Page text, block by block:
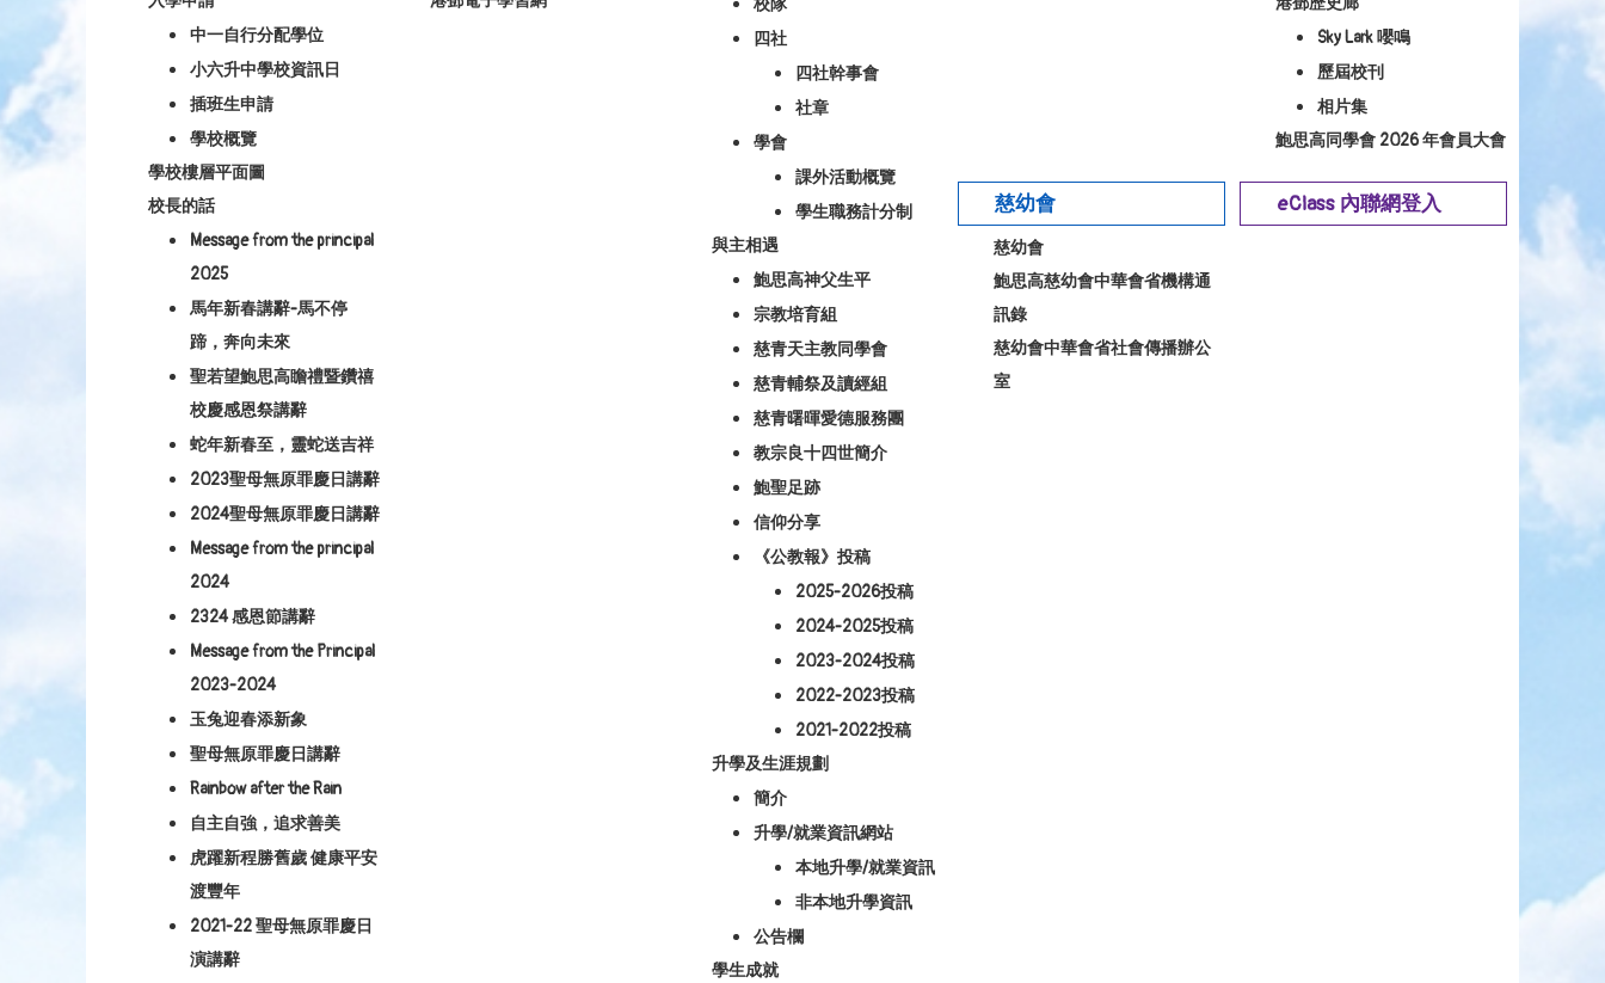
中一自行分配學位
小六升中學校資訊日
插班生申請
學校概覽
學校樓層平面圖
校長的話
Message from the principal
2025
馬年新春講辭-馬不停
蹄，奔向未來
聖若望鮑思高瞻禮暨鑽禧
校慶感恩祭講辭
蛇年新春至，靈蛇送吉祥
2023聖母無原罪慶日講辭
2024聖母無原罪慶日講辭
Message from the principal
2024
2324 感恩節講辭
Message from the Principal
2023-2024
玉兔迎春添新象
聖母無原罪慶日講辭
Rainbow after the Rain
自主自強，追求善美
虎躍新程勝舊歲 健康平安
渡豐年
2021-22 聖母無原罪慶日
演講辭
校隊
四社
四社幹事會
社章
學會
課外活動概覽
學生職務計分制
與主相遇
鮑思高神父生平
宗教培育組
慈青天主教同學會
慈青輔祭及讀經組
慈青曙暉愛德服務團
教宗良十四世簡介
鮑聖足跡
信仰分享
《公教報》投稿
2025-2026投稿
2024-2025投稿
2023-2024投稿
2022-2023投稿
2021-2022投稿
升學及生涯規劃
簡介
升學/就業資訊網站
本地升學/就業資訊
非本地升學資訊
公告欄
學生成就
Sky Lark 嚶鳴
歷屆校刊
相片集
鮑思高同學會 2026 年會員大會
慈幼會
慈幼會
鮑思高慈幼會中華會省機構通
訊錄
慈幼會中華會省社會傳播辦公
室
eClass 內聯網登入